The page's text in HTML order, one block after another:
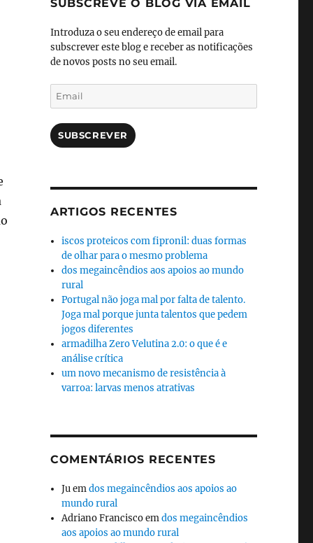
SUBSCREVE O BLOG VIA EMAIL
Introduza o seu endereço de email para
subscrever este blog e receber as notificações
de novos posts no seu email.
Email
SUBSCREVER
ARTIGOS RECENTES
iscos proteicos com fipronil: duas formas
de olhar para o mesmo problema
dos megaincêndios aos apoios ao mundo
rural
Portugal não joga mal por falta de talento.
Joga mal porque junta talentos que pedem
jogos diferentes
armadilha Zero Velutina 2.0: o que é e
análise crítica
um novo mecanismo de resistência à
varroa: larvas menos atrativas
COMENTÁRIOS RECENTES
Juemdos megaincêndios aos apoios ao
mundo rural
Adriano Franciscoemdos megaincêndios
aos apoios ao mundo rural